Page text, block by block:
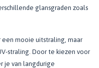
glansgraden zoals
mooie uitstraling, maar
straling. Door te kiezen voor
je van langdurige